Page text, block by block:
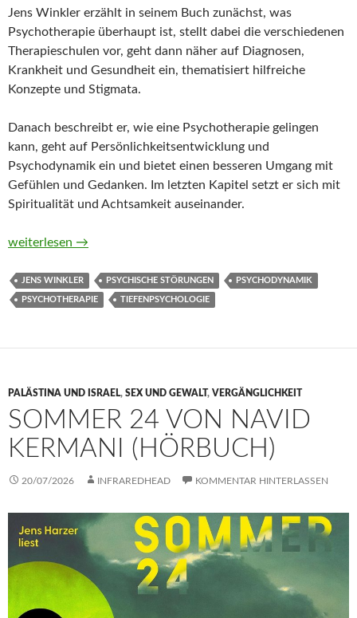
Jens Winkler erzählt in seinem Buch zunächst, was
Psychotherapie überhaupt ist, stellt dabei die verschiedenen
Therapieschulen vor, geht dann näher auf Diagnosen,
Krankheit und Gesundheit ein, thematisiert hilfreiche
Konzepte und Stigmata.
Danach beschreibt er, wie eine Psychotherapie gelingen
kann, geht auf Persönlichkeitsentwicklung und
Psychodynamik ein und bietet einen besseren Umgang mit
Gefühlen und Gedanken. Im letzten Kapitel setzt er sich mit
Spiritualität und Achtsamkeit auseinander.
Tiefenpsychologie auf der eigenen Couch. Das Begleitbuch
weiterlesen →
JENS WINKLER PSYCHISCHE STÖRUNGEN PSYCHODYNAMIK
PSYCHOTHERAPIE TIEFENPSYCHOLOGIE
PALÄSTINA UND ISRAEL, SEX UND GEWALT, VERGÄNGLICHKEIT
SOMMER 24 VON NAVID
KERMANI (HÖRBUCH)
20/07/2026 INFRAREDHEAD KOMMENTAR HINTERLASSEN